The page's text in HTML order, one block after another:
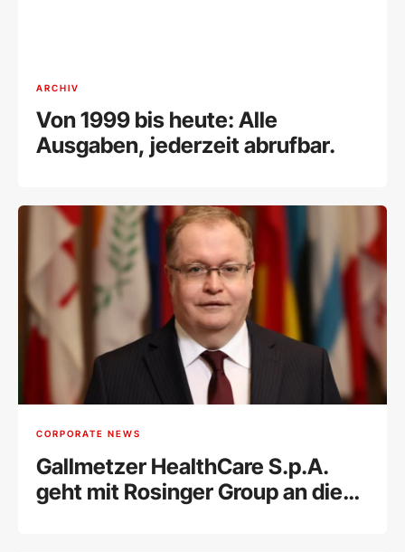
ARCHIV
Von 1999 bis heute: Alle
Ausgaben, jederzeit abrufbar.
CORPORATE NEWS
Gallmetzer HealthCare S.p.A.
geht mit Rosinger Group an die